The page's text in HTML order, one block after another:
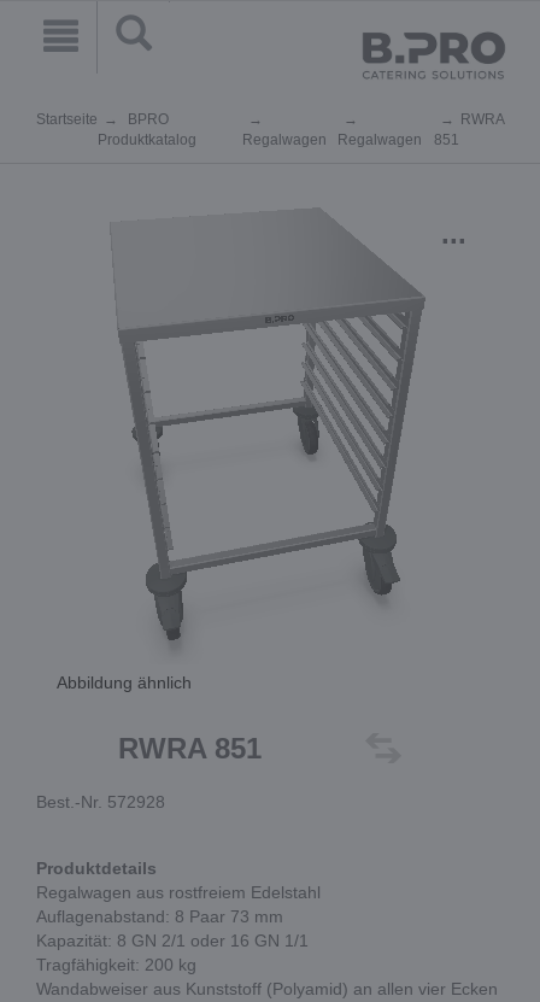
Startseite
BPRO
Produktkatalog
Regalwagen Regalwagen
RWRA
851
...
Abbildung ähnlich
RWRA 851
Best.-Nr. 572928
Produktdetails
Regalwagen aus rostfreiem Edelstahl
Auflagenabstand: 8 Paar 73 mm
Kapazität: 8 GN 2/1 oder 16 GN 1/1
Tragfähigkeit: 200 kg
Wandabweiser aus Kunststoff (Polyamid) an allen vier Ecken